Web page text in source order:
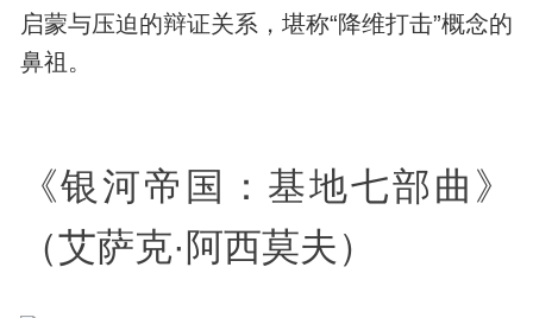
启蒙与压迫的辩证关系，堪称“降维打击”概念的
鼻祖。
《银河帝国：基地七部曲》
（艾萨克·阿西莫夫）